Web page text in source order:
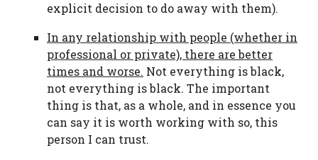
explicit decision to do away with them).
In any relationship with people (whether in
professional or private), there are better
times and worse. Not everything is black,
not everything is black. The important
thing is that, as a whole, and in essence you
can say it is worth working with so, this
person I can trust.